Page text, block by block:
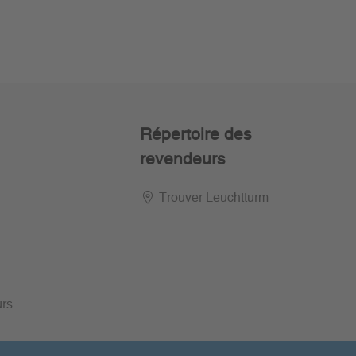
Répertoire des
revendeurs
Trouver Leuchtturm